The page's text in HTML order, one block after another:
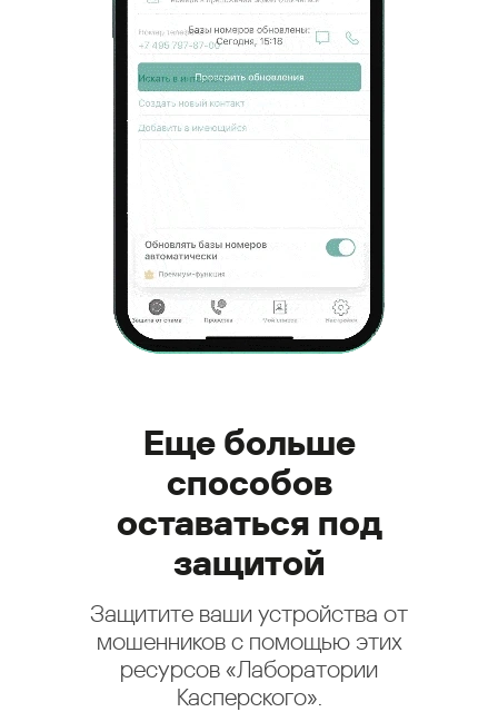
Еще больше
способов
оставаться под
защитой
Защитите ваши устройства от
мошенников с помощью этих
ресурсов «Лаборатории
Касперского».